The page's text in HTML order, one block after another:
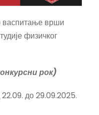
васпитање врши
физичког
рок)
до 29.09.2025.